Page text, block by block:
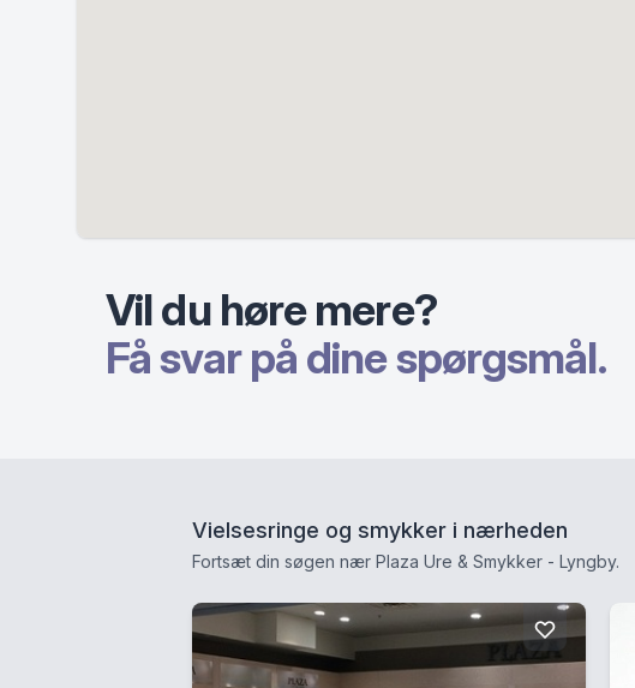
Vil du høre mere?
Få svar på dine spørgsmål.
Vielsesringe og smykker i nærheden
Fortsæt din søgen nær Plaza Ure & Smykker - Lyngby.